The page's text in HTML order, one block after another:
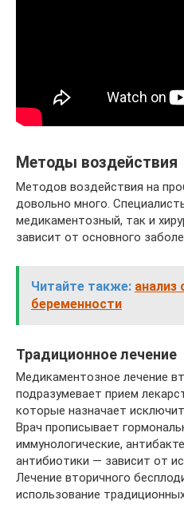
Методы воздействия
Методов воздействия на
довольно много.
медикаментозный, так и
зависит от основного
Читайте также: анализ
беременности
Традиционное лечение
Медикаментозное лечение
подразумевает прием
которые назначает
Врач прописывает
иммунологические,
антибиотики — зависит от
Лечение вторичного
использование